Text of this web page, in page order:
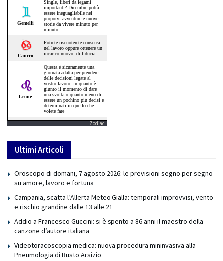
Zodiac
Ultimi Articoli
Oroscopo di domani, 7 agosto 2026: le previsioni segno per segno
su amore, lavoro e fortuna
Campania, scatta l’Allerta Meteo Gialla: temporali improvvisi, vento
e rischio grandine dalle 13 alle 21
Addio a Francesco Guccini: si è spento a 86 anni il maestro della
canzone d’autore italiana
Videotoracoscopia medica: nuova procedura mininvasiva alla
Pneumologia di Busto Arsizio